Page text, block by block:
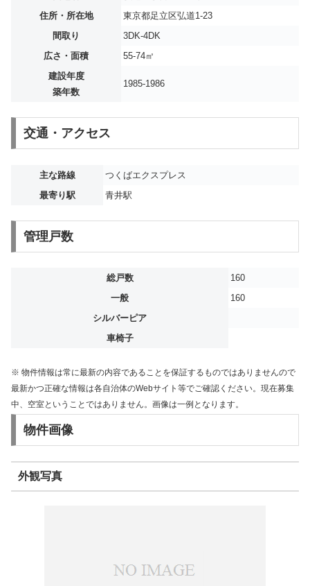
住所・所在地
東京都足立区弘道1-23
間取り
3DK-4DK
広さ・面積
55-74㎡
建設年度
築年数
1985-1986
交通・アクセス
主な路線
つくばエクスプレス
最寄り駅
青井駅
管理戸数
総戸数
160
一般
160
シルバーピア
車椅子
※ 物件情報は常に最新の内容であることを保証するものではありませんので
最新かつ正確な情報は各自治体のWebサイト等でご確認ください。現在募集
中、空室ということではありません。画像は一例となります。
物件画像
外観写真